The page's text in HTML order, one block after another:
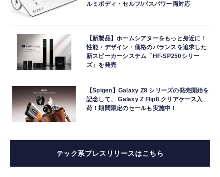
ルミボディ・セルフ/バスパワー両対応
【新製品】ホームシアターをもっと身近に！
性能・デザイン・価格のバランスを追求した
新スピーカーシステム「HF-SP250シリー
ズ」を発売
【Spigen】Galaxy Z8 シリーズの発売開始を
記念して、 Galaxy Z Flip8 クリアケース入
荷！期間限定のセールも実施中！
テック系プレスリリースはこちら